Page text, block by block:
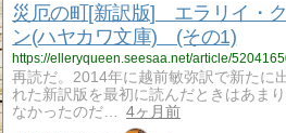
災厄の町[新訳版] エラリイ・
ン(ハヤカワ文庫) (その1)
https://elleryqueen.seesaa.net/article/
再読だ。2014年に越前敏弥訳で新たに
れた新訳版を最初に読んだときはあま
なかったのだ…
4ヶ月前